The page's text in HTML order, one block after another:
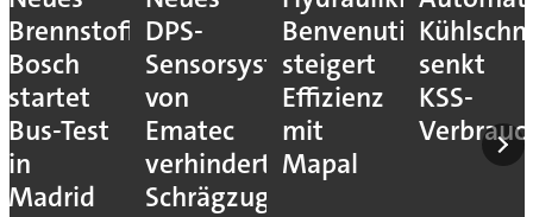
Brennstoffzellensystem:
Bosch
startet
Bus-Test
in
Madrid
DPS-
Sensorsystem
von
Ematec
verhindert
Schrägzug
Benvenuti
steigert
Effizienz
mit
Mapal
senkt
KSS-